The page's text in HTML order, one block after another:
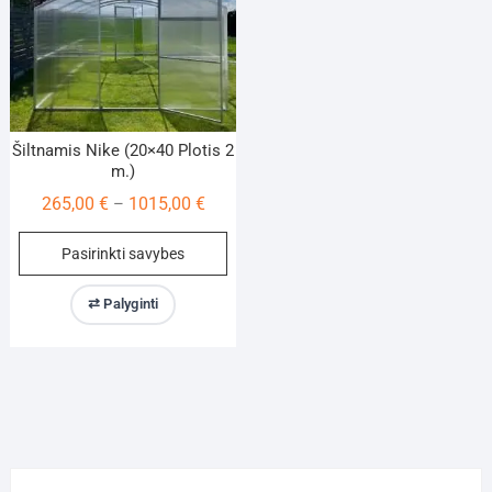
on
the
product
page
Šiltnamis Nike (20×40 Plotis 2
m.)
265,00 € – 1015,00 €Price
range:
through
Pasirinkti savybes
This
⇄ Palyginti